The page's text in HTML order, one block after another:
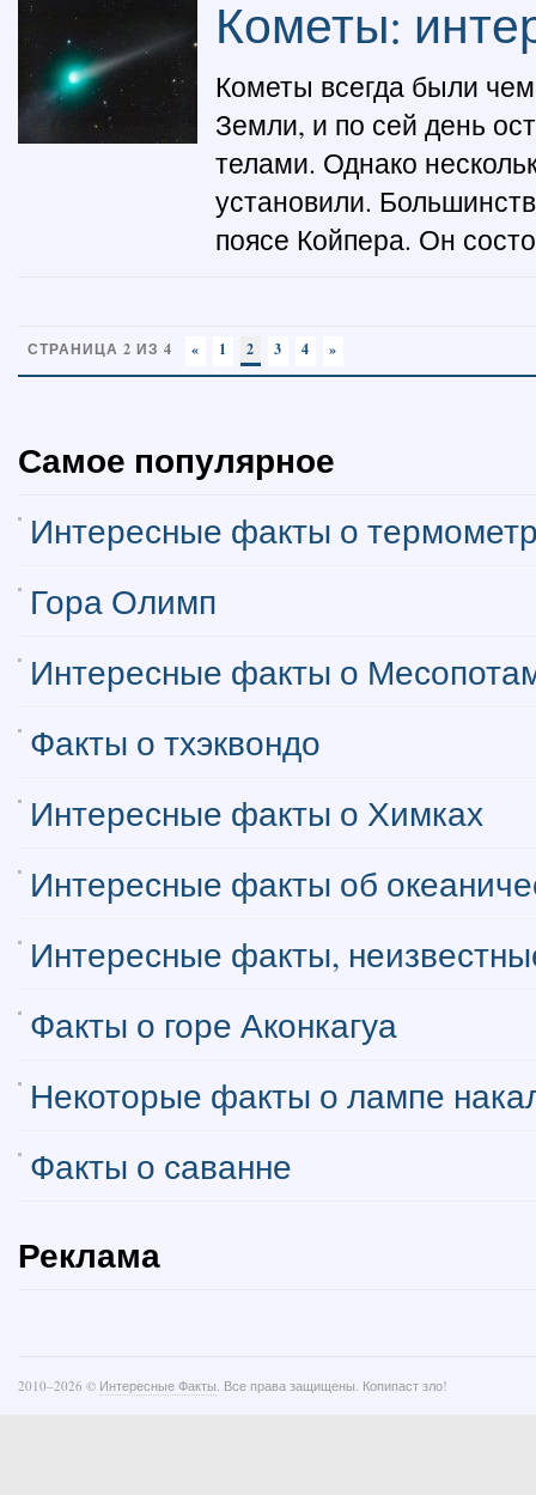
Кометы:
Кометы всегда были
Земли, и по сей день
телами. Однако
установили.
поясе Койпера. Он
СТРАНИЦА 2 ИЗ 4 « 1 2 3 4 »
Самое популярное
Интересные факты о
Гора Олимп
Интересные факты о
Факты о тхэквондо
Интересные факты о Химках
Интересные факты об
Интересные факты,
Факты о горе Аконкагуа
Некоторые факты о лампе
Факты о саванне
Реклама
2010–2026 © Интересные Факты. Все права защищены. Копипаст зло!